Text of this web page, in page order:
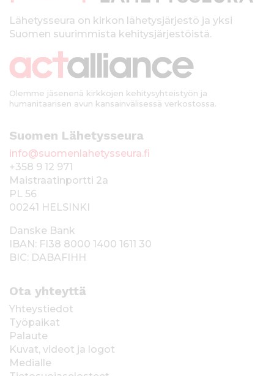
kLähetysseura on kirkon lähetysjärjestö ja yksi
Suomen suurimmista kehitysjärjestöistä.
Olemme jäsenenä kirkkojen kehitysyhteistyön ja
humanitaarisen avun kansainvälisessä verkostossa.
Suomen Lähetysseura
info@suomenlahetysseura.fi
+358 9 12 971
Maistraatinportti 2a
PL 56
00241 HELSINKI
Danske Bank
IBAN: FI38 8000 1400 1611 30
BIC: DABAFIHH
Ota yhteyttä
Yhteystiedot
Työpaikat
Palaute
Kuvat, videot ja logot
Medialle